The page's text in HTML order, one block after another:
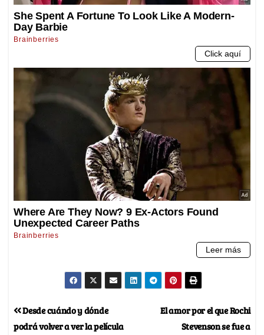
El amor por el que Rochi
Stevenson se fue a
Desde cuándo y dónde
podrá volver a ver la película